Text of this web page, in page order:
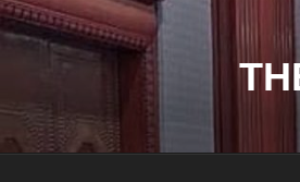
コ
ン
ツ
へ